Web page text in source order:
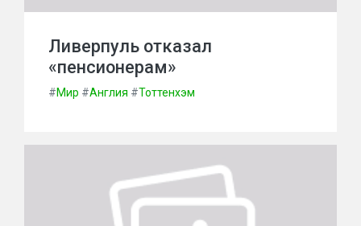
Ливерпуль отказал
«пенсионерам»
#Мир #Англия #Тоттенхэм